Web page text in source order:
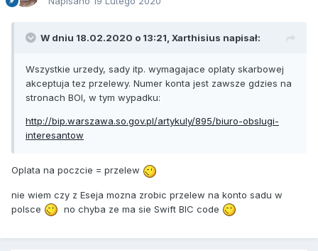
W dniu 18.02.2020 o 13:21, Xarthisius napisał:
Wszystkie urzedy, sady itp. wymagajace oplaty skarbowej
akceptuja tez przelewy. Numer konta jest zawsze gdzies na
stronach BOI, w tym wypadku:
http://bip.warszawa.so.gov.pl/artykuly/895/biuro-obslugi-
interesantow
Oplata na poczcie = przelew
nie wiem czy z Eseja mozna zrobic przelew na konto sadu w
polsce
no chyba ze ma sie Swift BIC code